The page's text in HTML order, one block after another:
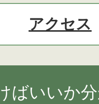
アクセス
ばいいか